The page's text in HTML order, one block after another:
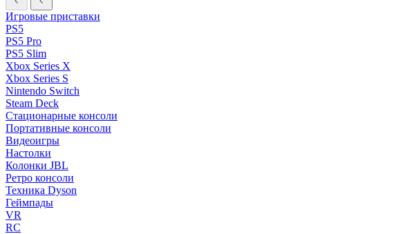
Игровые приставки
PS5
PS5 Pro
PS5 Slim
Xbox Series X
Xbox Series S
Nintendo Switch
Steam Deck
Стационарные консоли
Портативные консоли
Видеоигры
Настолки
Колонки JBL
Ретро консоли
Техника Dyson
Геймпады
VR
RC